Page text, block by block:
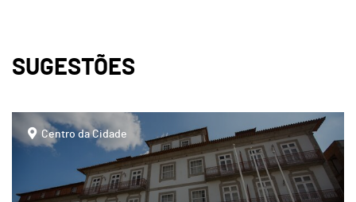
SUGESTÕES
page
Centro da Cidade